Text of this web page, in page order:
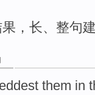
，长、整句
them in